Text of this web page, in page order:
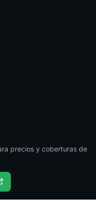
precios y coberturas de